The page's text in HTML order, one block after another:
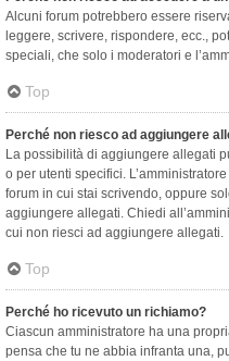
Alcuni forum potrebbero essere
leggere, scrivere, rispondere, ecc.,
speciali, che solo i moderatori e
Top
Perché non riesco ad aggiungere
La possibilità di aggiungere allegati
o per utenti specifici.
forum in cui stai scrivendo, oppure
aggiungere allegati. Chiedi
cui non riesci ad aggiungere allegati.
Top
Perché ho ricevuto un richiamo?
Ciascun amministratore ha una
pensa che tu ne abbia infranta una,